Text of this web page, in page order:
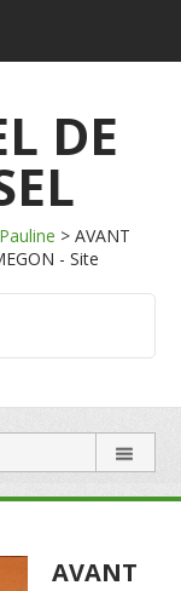
DE
> AVANT
- Site
AVANT